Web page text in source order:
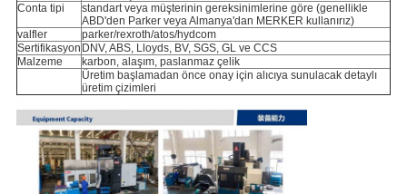
Conta tipi
standart veya müşterinin gereksinimlerine göre (genellikle
ABD'den Parker veya Almanya'dan MERKER kullanırız)
valfler
parker/rexroth/atos/hydcom
Sertifikasyon DNV, ABS, Lloyds, BV, SGS, GL ve CCS
Malzeme
karbon, alaşım, paslanmaz çelik
Üretim başlamadan önce onay için alıcıya sunulacak detaylı
üretim çizimleri